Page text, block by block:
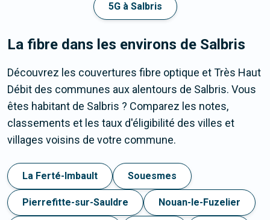
5G à Salbris
La fibre dans les environs de Salbris
Découvrez les couvertures fibre optique et Très Haut
Débit des communes aux alentours de Salbris. Vous
êtes habitant de Salbris ? Comparez les notes,
classements et les taux d'éligibilité des villes et
villages voisins de votre commune.
La Ferté-Imbault Souesmes
Pierrefitte-sur-Sauldre Nouan-le-Fuzelier